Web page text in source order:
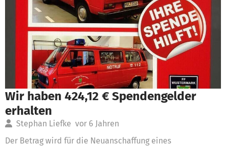
Wir haben 424,12 € Spendengelder
erhalten
Stephan Liefke vor 6 Jahren
Der Betrag wird für die Neuanschaffung eines